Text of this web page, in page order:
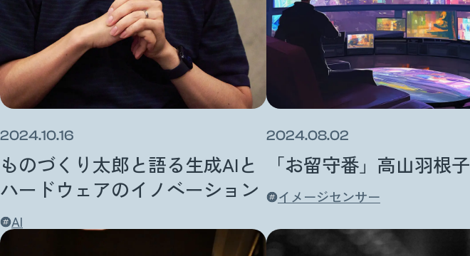
2024.10.16
ものづくり太郎と語る生成AIと
ハードウェアのイノベーション
AI
2024.08.02
「お留守番」高山羽根子
イメージセンサー